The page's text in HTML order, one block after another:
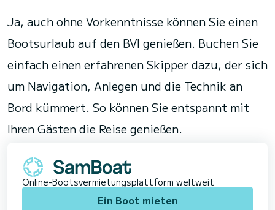
Ja, auch ohne Vorkenntnisse können Sie einen
Bootsurlaub auf den BVI genießen. Buchen Sie
einfach einen erfahrenen Skipper dazu, der sich
um Navigation, Anlegen und die Technik an
Bord kümmert. So können Sie entspannt mit
Ihren Gästen die Reise genießen.
Online-Bootsvermietungsplattform weltweit
Ein Boot mieten